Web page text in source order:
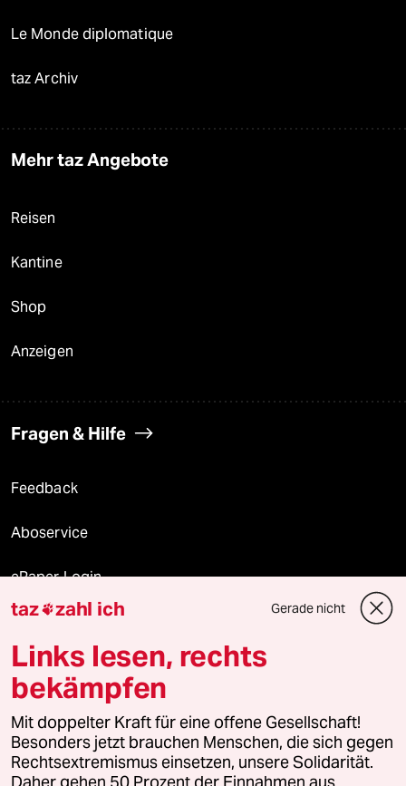
Le Monde diplomatique
taz Archiv
Mehr taz Angebote
Reisen
Kantine
Shop
Anzeigen
Fragen & Hilfe
Feedback
Aboservice
ePaper Login
Downloads für Abonnierende
© 2026 taz Verlags und Vertriebs GmbH
Alle Rechte vorbehalten. Bei rechtlichen Fragen oder für Genehmigungen
wenden Sie sich bitte an
lizenzen@taz.de
taz zahl ich Gerade nicht
Links lesen, rechts
bekämpfen
Mit doppelter Kraft für eine offene Gesellschaft!
Besonders jetzt brauchen Menschen, die sich gegen
Rechtsextremismus einsetzen, unsere Solidarität.